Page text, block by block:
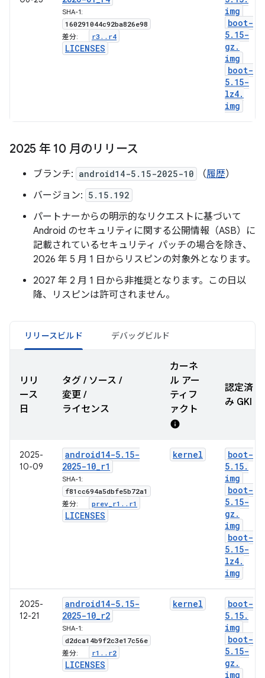
SHA-1:
160291044c92ba826e98
差分: r3 . . r4
LICENSES
img
boot-
5. 15-
gz .
img
boot-
5. 15-
lz4.
img
2025 年 10 月のリリース
ブランチ: android14-5.15-2025-10 （履歴）
バージョン: 5.15.192
パートナーからの明示的なリクエストに基づいて
Android のセキュリティに関する公開情報（ASB）に
記載されているセキュリティ パッチの場合を除き、
2026 年 5 月 1 日からリスピンの対象外となります。
2027 年 2 月 1 日から非推奨となります。この日以
降、リスピンは許可されません。
リリースビルド デバッグビルド
リリ
ース
日
タグ / ソース /
変更 /
ライセンス
カーネ
ル アー
ティフ
ァクト
info
認定済
み GKI
2025-
10-09
android14-5. 15-
2025-10_r1
SHA-1:
f81cc694a5dbfe5b72a1
差分: prev r1 . . r1
LICENSES
kernel
boot-
5. 15.
img
boot-
5. 15-
gz .
img
boot-
5. 15-
lz4.
img
2025-
12-21
android14-5. 15-
2025-10_r2
SHA-1:
d2dca14b9f2c3e17c56e
差分: r1 . . r2
LICENSES
kernel
boot-
5. 15.
img
boot-
5. 15-
gz .
img